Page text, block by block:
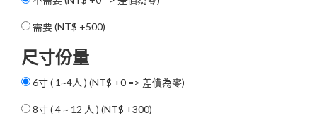
需要 (NT$ +500)
尺寸份量
6寸 ( 1~4人 ) (NT$ +0 => 差價為零)
8寸 ( 4 ~ 12 人 ) (NT$ +300)